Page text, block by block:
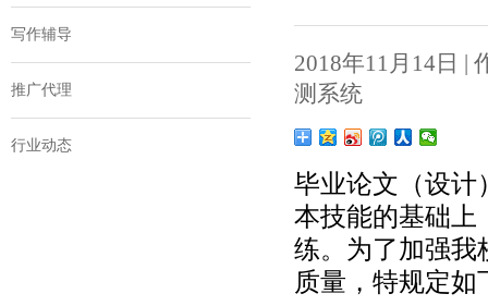
写作辅导
推广代理
行业动态
2018年11月14日 |
测系统
毕业论文（设计
本技能的基础上
练。为了加强我
质量，特规定如